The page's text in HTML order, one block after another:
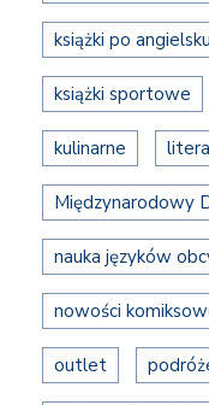
książki po angielsku
książki sportowe
kulinarne
Międzynarodowy
nauka języków
nowości
outlet